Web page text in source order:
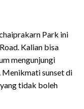
Park ini
Kalian bisa
mengunjungi
Menikmati sunset di
tidak boleh